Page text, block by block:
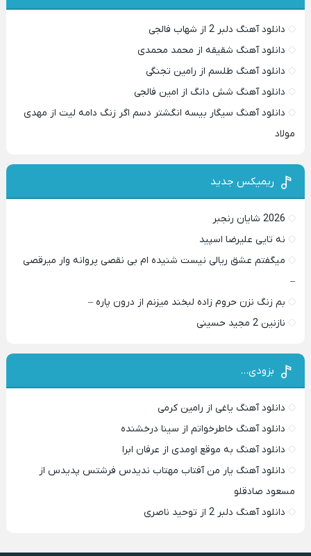
دانلود آهنگ دلبر 2 از شهاب فالجی
دانلود آهنگ شقیقه از محمد محمدی
دانلود آهنگ طلسم از رامین تجنگی
دانلود آهنگ شش دانگ از امین فالجی
دانلود آهنگ سیگار بیسه انگشتر دسم اگر زنگ دامه لیت از مهدی
مولاد
ریمیکس جدید
2026 شایان رنجبر
نه تایی علیرضا اسپید
میگفتم عشق ریالی نیست شنیده ام بی نقصی پروانه وار میرقصی
–
بم زنگ نزن حروم زاده لبخند میزنم از درون پاره –
نازنین 2 مجید حسینی
بزودی…
دانلود آهنگ یاغی از رامین کرمی
دانلود آهنگ خاطرخواتم از سینا درخشنده
دانلود آهنگ به موقع اومدی از عرفان ابرا
دانلود آهنگ یار من آفتاب مهتاب ندیدس فرشتس پدیدس از
مسعود صادقلو
دانلود آهنگ دلبر 2 از توحید ناصری